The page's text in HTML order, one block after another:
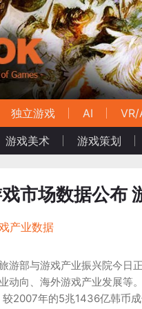
独立游戏 AI VR/
游戏美术 游戏策划
市场数据公布
产业数据
游部与游戏产业振兴院今日
动向、海外游戏产业发展等
2007年的5兆1436亿韩币